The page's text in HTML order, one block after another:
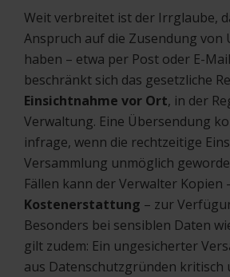
Weit verbreitet ist der Irrglaube,
Anspruch auf die Zusendung von
haben – etwa per Post oder E-
beschränkt sich das gesetzliche
Einsichtnahme vor Ort, in der
Verwaltung. Eine Übersendung
infrage, wenn die rechtzeitige
Versammlung unmöglich
Fällen kann der Verwalter Kopien
Kostenerstattung – zur
Besonders bei sensiblen Daten
gilt zudem: Ein ungesicherter
aus Datenschutzgründen kritisch